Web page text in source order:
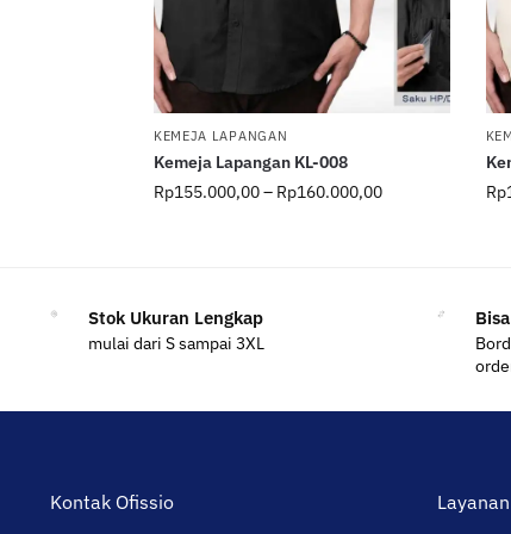
KEMEJA LAPANGAN
Kemeja Lapangan KL-008
Rp155.000,00– Rp160.000,00
Rp
Stok Ukuran Lengkap
mulai dari S sampai 3XL
Kontak Ofissio